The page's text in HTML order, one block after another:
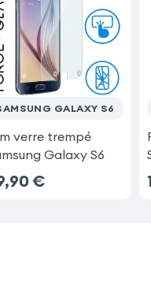
GALAXY S6
verre trempé
Galaxy S6
€